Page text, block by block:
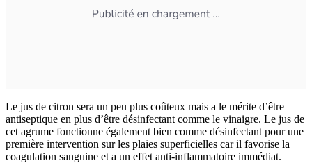
Le jus de citron sera un peu plus coûteux mais a le mérite d’être
antiseptique en plus d’être désinfectant comme le vinaigre. Le jus de
cet agrume fonctionne également bien comme désinfectant pour une
première intervention sur les plaies superficielles car il favorise la
coagulation sanguine et a un effet anti-inflammatoire immédiat.